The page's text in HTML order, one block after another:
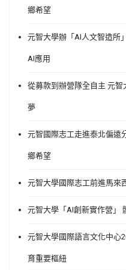
鄉希望
元智大學辦「AI人文智造所
AI應用
從募款到辦營隊全自主 元智
夢
元智國際志工走進泰北偏
鄉希望
元智大學國際志工前進馬來
元智大學「AI創新實作營」
元智大學國際語言文化中心
育重要樞紐